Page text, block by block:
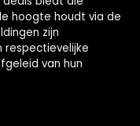
hoogte houdt via de
zijn
respectievelijke
van hun